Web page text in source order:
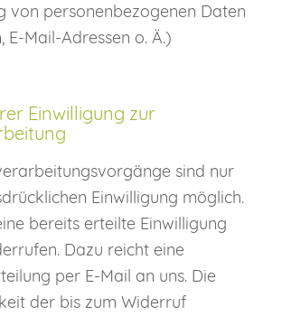
von personenbezogenen Daten
E-Mail-Adressen o. Ä.)
Einwilligung zur
sind nur
Einwilligung möglich.
bereits erteilte Einwilligung
Dazu reicht eine
per E-Mail an uns. Die
der bis zum Widerruf